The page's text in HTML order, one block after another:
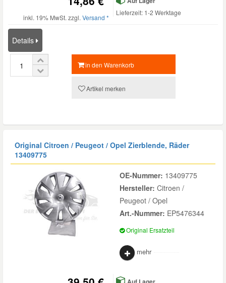
inkl. 19% MwSt. zzgl. Versand *
Lieferzeit: 1-2 Werktage
Details
in den Warenkorb
Artikel merken
Original Citroen / Peugeot / Opel Zierblende, Räder
13409775
OE-Nummer: 13409775
Hersteller: Citroen /
Peugeot / Opel
Art.-Nummer: EP5476344
Original Ersatzteil
mehr
Scheibenreinigung
Zündanlage und Glühanlage
Winter-Autozubehör
Daewoo Ersatzteile
Daihatsu Ersatzteile
Dodge Ersatzteile
Jeep Ersatzteile
Kia Ersatzteile
Lancia Ersatzteile
Mercedes Ersatzteile